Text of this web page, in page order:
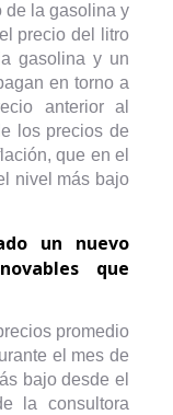
de la gasolina y
precio del litro
gasolina y un
en torno a
anterior al
los precios de
que en el
nivel más bajo
un nuevo
que
promedio
el mes de
bajo desde el
la consultora